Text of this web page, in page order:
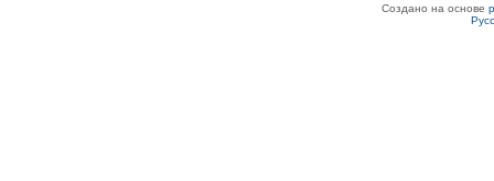
Создано на основе